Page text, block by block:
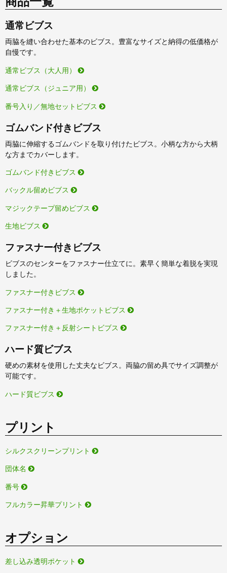
通常ビブス
両脇を縫い合わせた基本のビブス。豊富なサイズと納得の低価格が
自慢です。
通常ビブス（大人用）
通常ビブス（ジュニア用）
番号入り／無地セットビブス
ゴムバンド付きビブス
両脇に伸縮するゴムバンドを取り付けたビブス。小柄な方から大柄
な方までカバーします。
ゴムバンド付きビブス
バックル留めビブス
マジックテープ留めビブス
生地ビブス
ファスナー付きビブス
ビブスのセンターをファスナー仕立てに。素早く簡単な着脱を実現
しました。
ファスナー付きビブス
ファスナー付き＋生地ポケットビブス
ファスナー付き＋反射シートビブス
ハード質ビブス
硬めの素材を使用した丈夫なビブス。両脇の留め具でサイズ調整が
可能です。
ハード質ビブス
プリント
シルクスクリーンプリント
団体名
番号
フルカラー昇華プリント
オプション
差し込み透明ポケット